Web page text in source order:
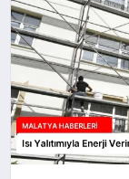
SAĞLIK
SIYASET
SPOR